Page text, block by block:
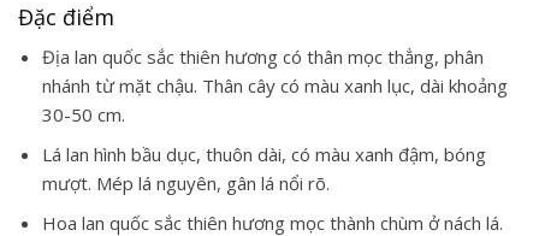
Đặc điểm
Địa lan quốc sắc thiên hương có thân mọc thẳng, phân
nhánh từ mặt chậu. Thân cây có màu xanh lục, dài khoảng
30-50 cm.
Lá lan hình bầu dục, thuôn dài, có màu xanh đậm, bóng
mượt. Mép lá nguyên, gân lá nổi rõ.
Hoa lan quốc sắc thiên hương mọc thành chùm ở nách lá.